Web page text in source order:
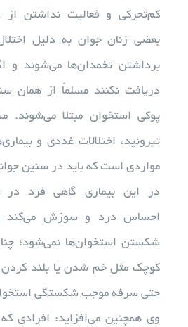
کم‌تحرکی و فعالیت نداشتن
بعضی زنان جوان به دلیل
برداشتن تخمدان‌ها می‌شوند و
دریافت نکنند مسلماً از همان
پوکی استخوان مبتلا می‌شوند.
تیروئید، اختلالات غددی و
مواردی است که باید در سنین
در این بیماری گاهی فرد در
احساس درد و سوزش می‌کند
شکستن استخوان‌ها نمی‌شود؛
کوچک مثل خم شدن یا بلند
حتی سرفه موجب شکستگی
وی همچنین می‌افزاید: افرادی